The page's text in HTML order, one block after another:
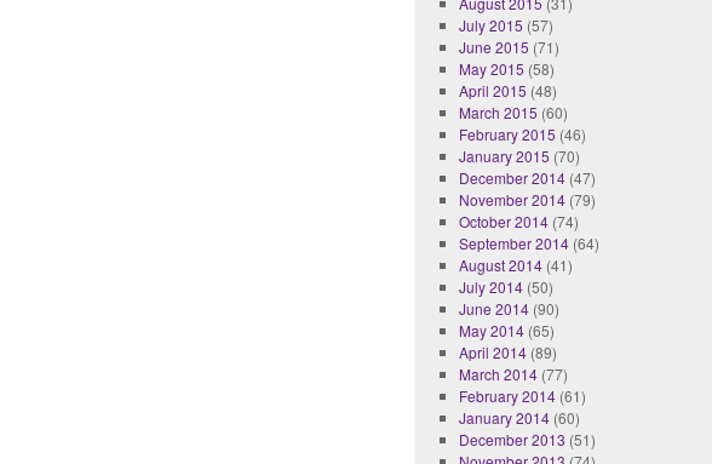
July 2015 (57)
June 2015 (71)
May 2015 (58)
April 2015 (48)
March 2015 (60)
February 2015 (46)
January 2015 (70)
December 2014(47)
November 2014(79)
October 2014(74)
September 2014(64)
August 2014(41)
July 2014(50)
June 2014(90)
May 2014(65)
April 2014(89)
March 2014(77)
February 2014(61)
January 2014(60)
December 2013 (51)